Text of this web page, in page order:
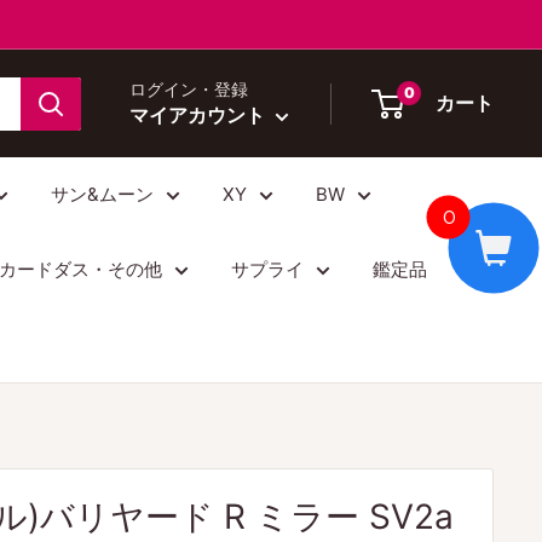
ログイン・登録
マイアカウント
0 カート
サン&ムーン XY BW
カードダス・その他 サプライ 鑑定品
)バリヤード R ミラー SV2a
0